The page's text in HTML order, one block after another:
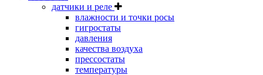
датчики и реле
влажности и точки росы
гигростаты
давления
качества воздуха
прессостаты
температуры